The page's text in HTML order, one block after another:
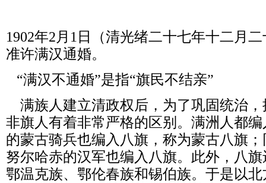
1902年2 月 1 日（清光绪二十七年十二月
准许满汉通婚。
“满汉不通婚”是指“旗民不结亲”
满族人建立清政权后，为了巩固统治
非旗人有着非常严格的区别。满洲人都
的蒙古骑兵也编入八旗，称为蒙古八旗
努尔哈赤的汉军也编入八旗。此外，八
鄂温克族、鄂伦春族和锡伯族。于是以